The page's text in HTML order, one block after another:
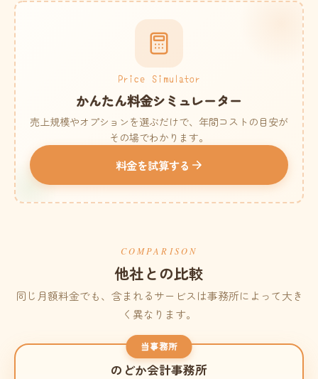
Price Simulator
かんたん料金シミュレーター
売上規模やオプションを選ぶだけで、年間コストの目安が
その場でわかります。
料金を試算する
COMPARISON
他社との比較
同じ月額料金でも、含まれるサービスは事務所によって大き
く異なります。
当事務所
のどか会計事務所